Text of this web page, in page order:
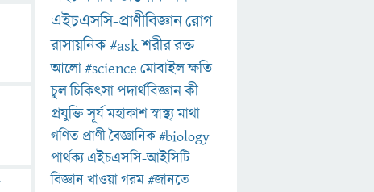
এইচএসসি-প্রাণীবিজ্ঞানরোগ
রাসায়নিক#askশরীররক্ত
আলো#scienceমোবাইলক্ষতি
চুলচিকিৎসাপদার্থবিজ্ঞানকী
প্রযুক্তিসূর্যমহাকাশস্বাস্থ্যমাথা
গণিত প্রাণীবৈজ্ঞানিক#biology
পার্থক্য এইচএসসি-আইসিটি
বিজ্ঞানখাওয়াগরম#জানতে